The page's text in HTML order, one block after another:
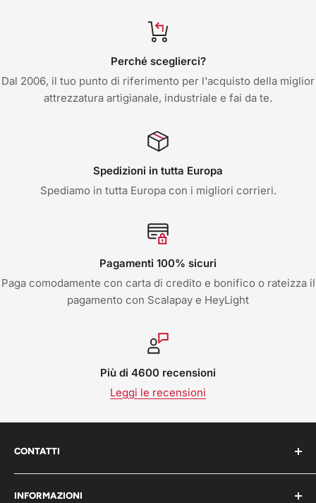
Perché sceglierci?
Dal 2006, il tuo punto di riferimento per l'acquisto della miglior
attrezzatura artigianale, industriale e fai da te.
Spedizioni in tutta Europa
Spediamo in tutta Europa con i migliori corrieri.
Pagamenti 100% sicuri
Paga comodamente con carta di credito e bonifico o rateizza il
pagamento con Scalapay e HeyLight
Più di 4600 recensioni
Leggi le recensioni
CONTATTI
Work Shop s.r.l. via varese 160 - 22076 Mozzate (CO)
Italia
INFORMAZIONI